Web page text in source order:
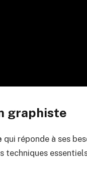
graphiste
qui réponde à ses